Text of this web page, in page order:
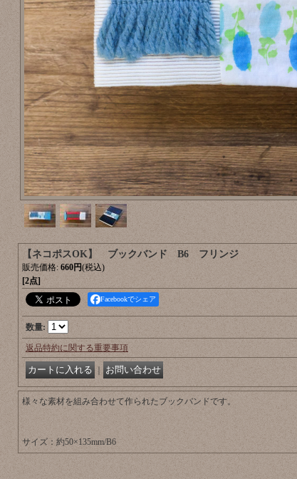
【ネコポスOK】 ブックバンド B6 フリンジ
販売価格: 660円(税込)
[2点]
Facebookでシェア
数量:
返品特約に関する重要事項
｜
様々な素材を組み合わせて作られたブックバンドです。
サイズ：約50×135mm/B6